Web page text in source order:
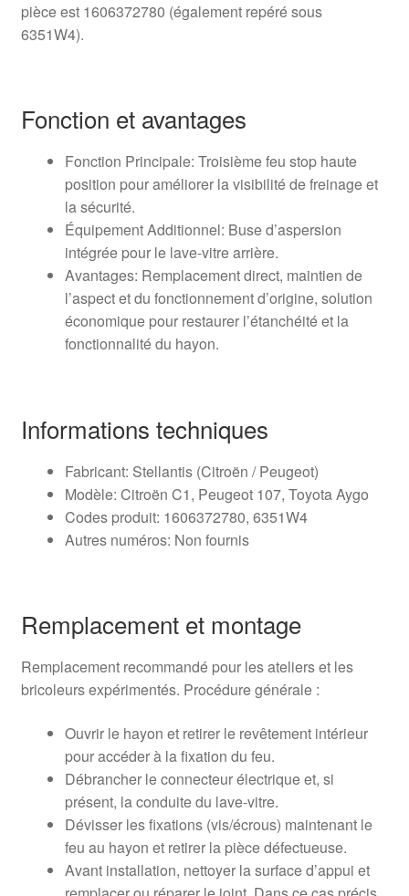
pièce est 1606372780 (également repéré sous
6351W4).
Fonction et avantages
Fonction Principale: Troisième feu stop haute
position pour améliorer la visibilité de freinage et
la sécurité.
Équipement Additionnel: Buse d’aspersion
intégrée pour le lave-vitre arrière.
Avantages: Remplacement direct, maintien de
l’aspect et du fonctionnement d’origine, solution
économique pour restaurer l’étanchéité et la
fonctionnalité du hayon.
Informations techniques
Fabricant: Stellantis (Citroën / Peugeot)
Modèle: Citroën C1, Peugeot 107, Toyota Aygo
Codes produit: 1606372780, 6351W4
Autres numéros: Non fournis
Remplacement et montage
Remplacement recommandé pour les ateliers et les
bricoleurs expérimentés. Procédure générale :
Ouvrir le hayon et retirer le revêtement intérieur
pour accéder à la fixation du feu.
Débrancher le connecteur électrique et, si
présent, la conduite du lave-vitre.
Dévisser les fixations (vis/écrous) maintenant le
feu au hayon et retirer la pièce défectueuse.
Avant installation, nettoyer la surface d’appui et